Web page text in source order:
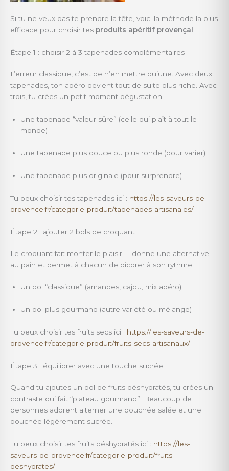
Si tu ne veux pas te prendre la tête, voici la méthode la plus
efficace pour choisir tes produits apéritif provençal .
Étape 1 : choisir 2 à 3 tapenades complémentaires
L’erreur classique, c’est de n’en mettre qu’une. Avec deux
tapenades, ton apéro devient tout de suite plus riche. Avec
trois, tu crées un petit moment dégustation.
Une tapenade “valeur sûre” (celle qui plaît à tout le
monde)
Une tapenade plus douce ou plus ronde (pour varier)
Une tapenade plus originale (pour surprendre)
Tu peux choisir tes tapenades ici : https://les-saveurs-de-
provence.fr/categorie-produit/tapenades-artisanales/
Étape 2 : ajouter 2 bols de croquant
Le croquant fait monter le plaisir. Il donne une alternative
au pain et permet à chacun de picorer à son rythme.
Un bol “classique” (amandes, cajou, mix apéro)
Un bol plus gourmand (autre variété ou mélange)
Tu peux choisir tes fruits secs ici : https://les-saveurs-de-
provence.fr/categorie-produit/fruits-secs-artisanaux/
Étape 3 : équilibrer avec une touche sucrée
Quand tu ajoutes un bol de fruits déshydratés, tu crées un
contraste qui fait “plateau gourmand”. Beaucoup de
personnes adorent alterner une bouchée salée et une
bouchée légèrement sucrée.
Tu peux choisir tes fruits déshydratés ici : https://les-
saveurs-de-provence.fr/categorie-produit/fruits-
deshydrates/